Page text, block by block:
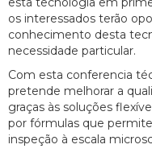
os interessados terão
conhecimento desta
necessidade particular.
Com esta conferencia
pretende melhorar a
graças às soluções
por fórmulas que
inspeção à escala